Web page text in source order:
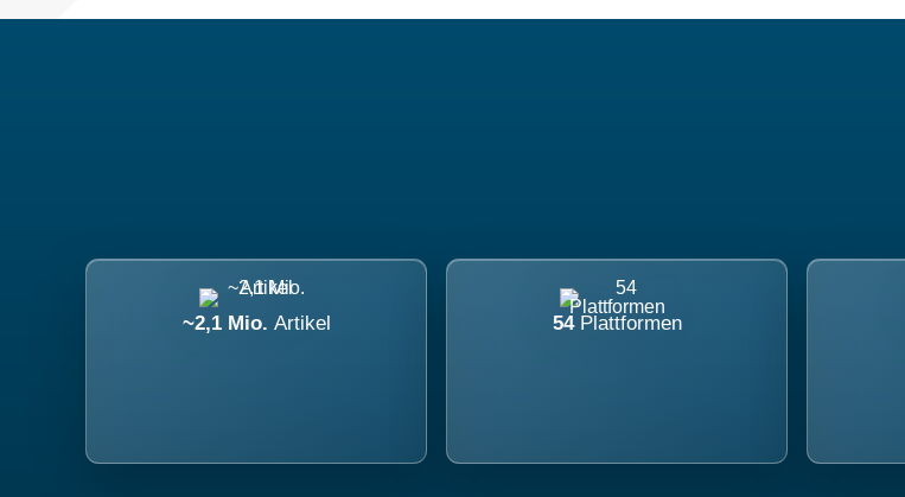
~2,1 Mio. Artikel 54 Plattformen